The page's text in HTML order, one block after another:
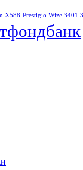
X588 Prestigio Wize 3401